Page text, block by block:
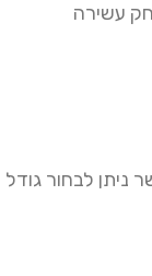
עשירה
ניתן לבחור גודל